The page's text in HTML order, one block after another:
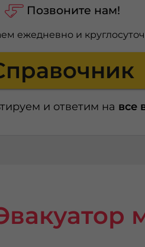
Позвоните нам!
ежедневно и
и ответим на все